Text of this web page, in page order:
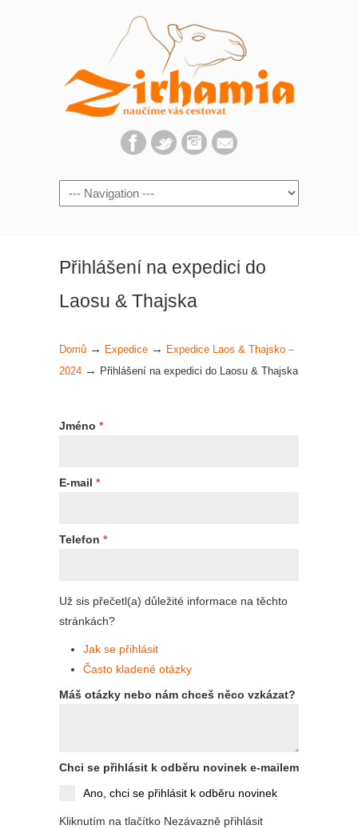
Navigation
Přihlášení na expedici do
Laosu & Thajska
Domů → Expedice →
Expedice Laos & Thajsko –
2024 → Přihlášení na expedici do Laosu & Thajska
Jméno *
E-mail *
Telefon *
Už sis přečetl(a) důležité informace na těchto
stránkách?
Jak se přihlásit
Často kladené otázky
Máš otázky nebo nám chceš něco vzkázat?
Chci se přihlásit k odběru novinek e-mailem
Ano, chci se přihlásit k odběru novinek
Kliknutím na tlačítko Nezávazně přihlásit